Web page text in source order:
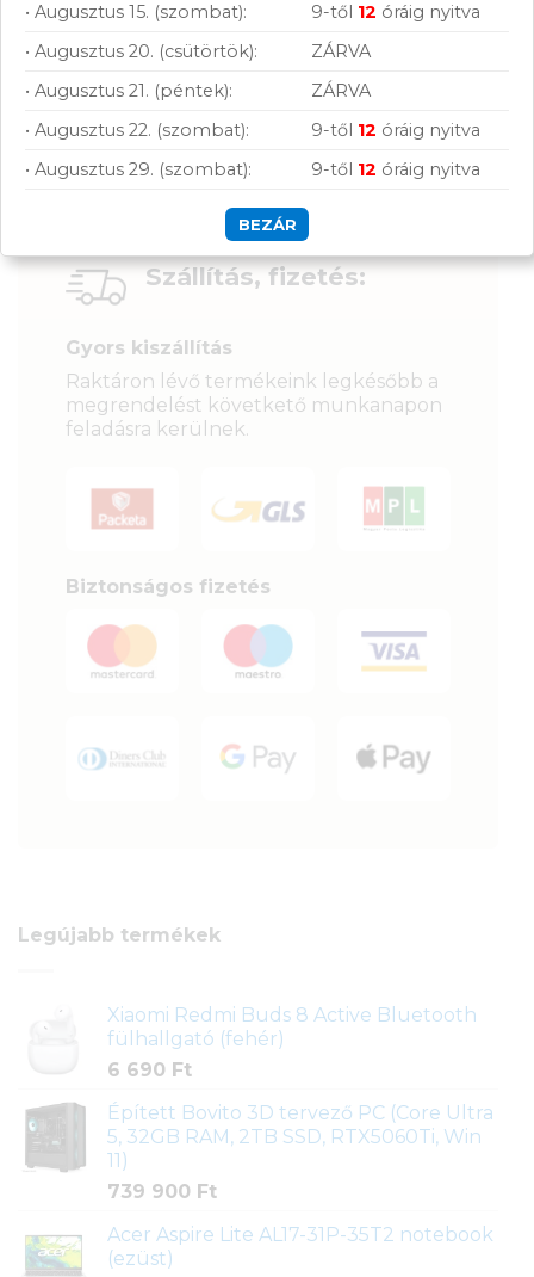
Szállítás, fizetés:
Gyors kiszállítás
Raktáron lévő termékeink legkésőbb a
megrendelést követkető munkanapon
feladásra kerülnek.
Biztonságos fizetés
Legújabb termékek
Xiaomi Redmi Buds 8 Active Bluetooth
fülhallgató (fehér)
6 690 Ft
Épített Bovito 3D tervező PC (Core Ultra
5, 32GB RAM, 2TB SSD, RTX5060Ti, Win
11)
739 900 Ft
Acer Aspire Lite AL17-31P-35T2 notebook
(ezüst)
• Augusztus 15. (szombat):
9-től 12 óráig nyitva
• Augusztus 20. (csütörtök):
ZÁRVA
• Augusztus 21. (péntek):
ZÁRVA
• Augusztus 22. (szombat):
9-től 12 óráig nyitva
• Augusztus 29. (szombat):
9-től 12 óráig nyitva
BEZÁR